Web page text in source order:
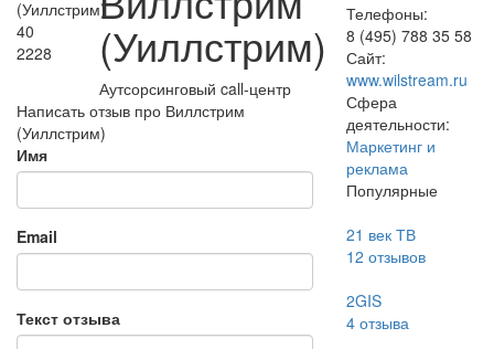
40
2228
(Уиллстрим)
Аутсорсинговый call-центр
Написать отзыв про Виллстрим
(Уиллстрим)
Имя
Email
Текст отзыва
Телефоны:
8 (495) 788 35 58
Сайт:
www.wilstream.ru
Сфера
деятельности:
Маркетинг и
реклама
Популярные
21 век ТВ
12 отзывов
2GIS
4отзыва